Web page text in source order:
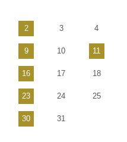
2 3 4
9 10 11
16 17 18
23 24 25
30 31